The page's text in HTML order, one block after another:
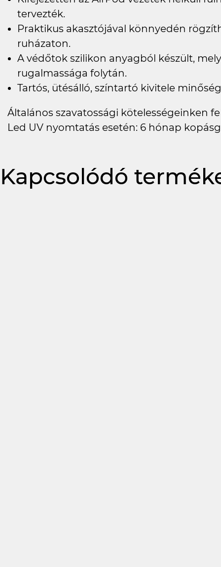
tervezték.
Praktikus akasztójával könnyedén
ruházaton.
A védőtok szilikon anyagból készült,
rugalmassága folytán.
Tartós, ütésálló, színtartó kivitele
Általános szavatossági kötelességeinken
Led UV nyomtatás esetén: 6 hónap
Kapcsolódó